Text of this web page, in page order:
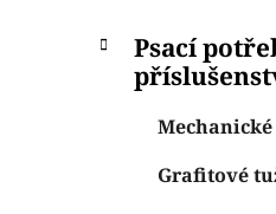
P
Přeskočit
kategorie
K
a
Psací
Grafitové